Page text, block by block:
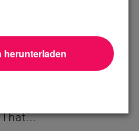
herunterladen